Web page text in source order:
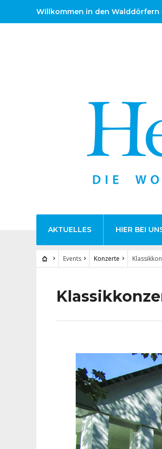
Willkommen in den Walddörfern
AKTUELLES HIER BEI
Events Konzerte